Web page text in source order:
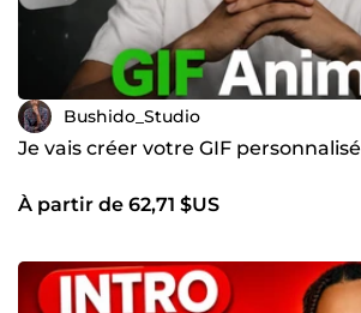
Bushido_Studio
Je vais créer votre GIF personnalisé
À partir de 62,71 $US